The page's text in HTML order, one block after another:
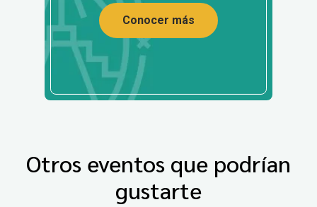
Conocer más
Otros eventos que podrían
gustarte